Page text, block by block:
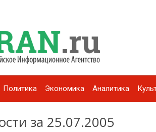
Политика Экономика Аналитика
за 25.07.2005